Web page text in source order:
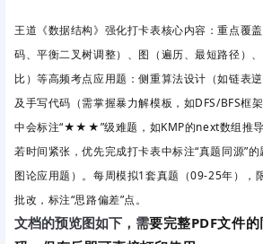
王道《数据结构》强化打卡表核心内容：重点覆
码、平衡二叉树调整）、图（遍历、最短路径）
比）等高频考点应用题 ：侧重算法设计（如链表
及手写代码（需掌握暴力解模板，如DFS/BFS框
中会标注“★★★”级难题，如KMP的next数组推导
若时间紧张，优先完成打卡表中标注“真题同源”
图论应用题）。每周模拟1套真题（09-25年），
批改，标注“思路偏差”点。
文档的预览图如下，需要完整PDF文件